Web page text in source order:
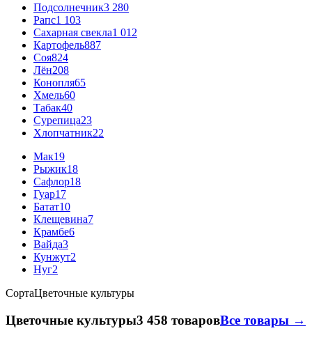
Подсолнечник3 280
Рапс1 103
Сахарная свекла1 012
Картофель887
Соя824
Лён208
Конопля65
Хмель60
Табак40
Сурепица23
Хлопчатник22
Мак19
Рыжик18
Сафлор18
Гуар17
Батат10
Клещевина7
Крамбе6
Вайда3
Кунжут2
Нуг2
СортаЦветочные культуры
Цветочные культуры3 458 товаровВсе товары →